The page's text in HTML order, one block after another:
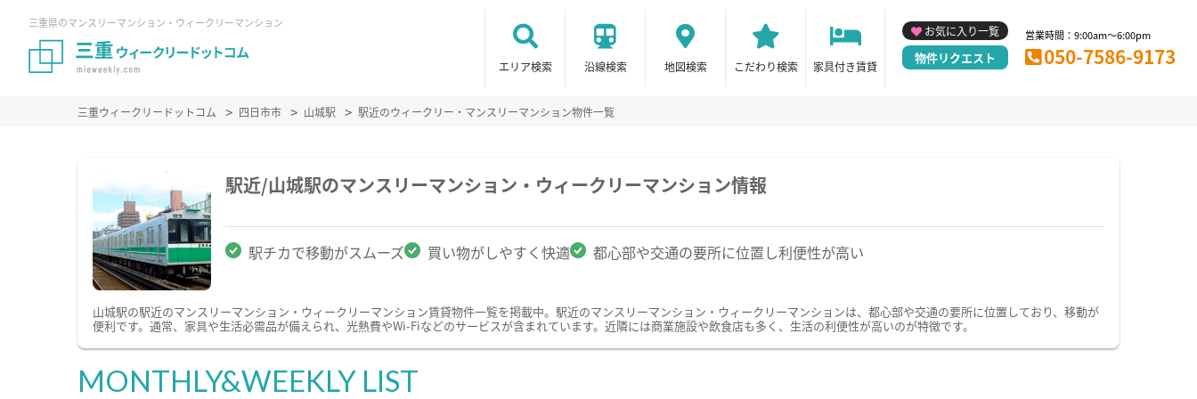
三重県のマンスリーマンション・ウィークリーマンション
エリア検索 沿線検索 地図検索 こだわり検索 家具付き賃貸
お気に入り一覧
物件リクエスト
営業時間：9:00am～6:00pm
050-7586-9173
三重ウィークリードットコム 四日市市 山城駅 駅近のウィークリー・マンスリーマンション物件一覧
駅近/山城駅のマンスリーマンション・ウィークリーマンション情報
駅チカで移動がスムーズ 買い物がしやすく快適 都心部や交通の要所に位置し利便性が高い
山城駅の駅近のマンスリーマンション・ウィークリーマンション賃貸物件一覧を掲載中。駅近のマンスリーマンション・ウィークリーマンションは、都心部や交通の要所に位置しており、移動が
便利です。通常、家具や生活必需品が備えられ、光熱費やWi-Fiなどのサービスが含まれています。近隣には商業施設や飲食店も多く、生活の利便性が高いのが特徴です。
MONTHLY&WEEKLY LIST